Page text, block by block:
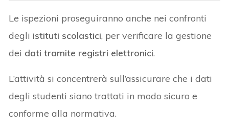
Le ispezioni proseguiranno anche nei confronti
degli istituti scolastici, per verificare la gestione
dei dati tramite registri elettronici.
L’attività si concentrerà sull’assicurare che i dati
degli studenti siano trattati in modo sicuro e
conforme alla normativa.